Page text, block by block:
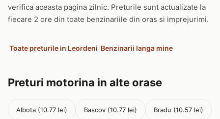
verifica aceasta pagina zilnic. Preturile sunt actualizate la
fiecare 2 ore din toate benzinariile din oras si imprejurimi.
Toate preturile in Leordeni Benzinarii langa mine
Preturi motorina in alte orase
Albota (10.77 lei) Bascov (10.77 lei) Bradu (10.57 lei)